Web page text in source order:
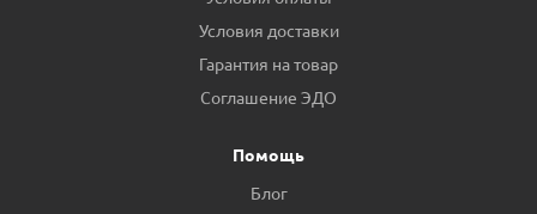
Условия доставки
Гарантия на товар
Соглашение ЭДО
Помощь
Блог